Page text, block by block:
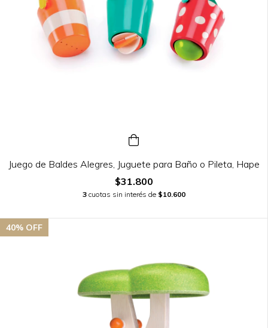
Juego de Baldes Alegres, Juguete para Baño o Pileta, Hape
$31.800
3 cuotas sin interés de $10.600
40% OFF